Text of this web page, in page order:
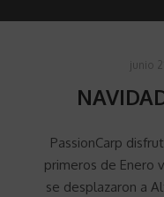
junio
PassionCarp
primeros de Enero
se desplazaron a